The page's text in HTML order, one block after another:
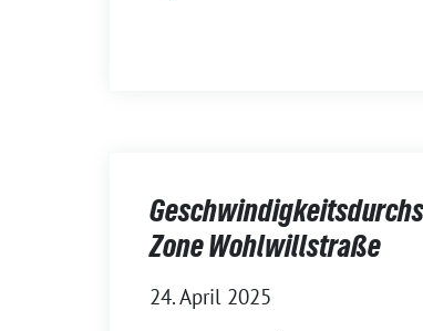
Zone Wohlwillstraße
24. April 2025